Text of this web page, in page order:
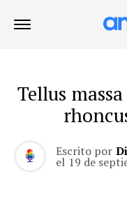
Tellus
Escrito por
el 19 de